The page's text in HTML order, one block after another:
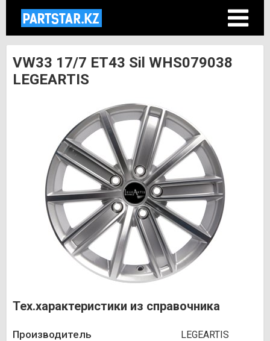
VW33 17/7 ET43 Sil WHS079038
LEGEARTIS
Тех.характеристики из справочника
Производитель LEGEARTIS